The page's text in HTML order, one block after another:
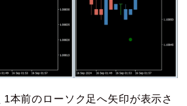
本前のローソク足へ矢印が表示さ